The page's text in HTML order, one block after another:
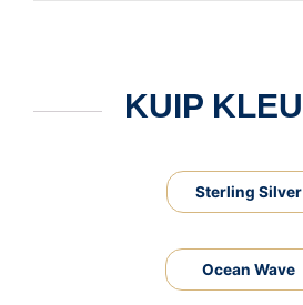
KUIP
Sterling Silver
Ocean Wave